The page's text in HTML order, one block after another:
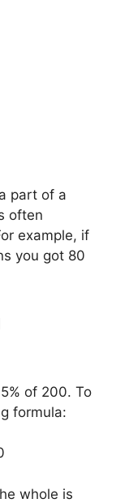
part of a
often
example, if
you got 80
of 200. To
formula:
whole is